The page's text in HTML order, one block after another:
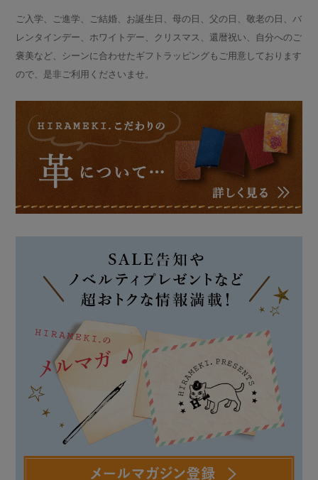
ご入学、ご進学、ご結婚、お誕生日、母の日、父の日、敬老の日、バ
レンタインデー、ホワイトデー、クリスマス、還暦祝い、自分へのご
褒美など、シーンに合わせたギフトラッピングもご用意しております
ので、是非ご利用くださいませ。